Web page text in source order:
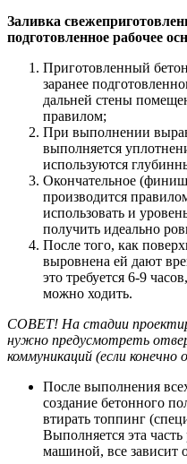
Заливка
подготовленное рабочее
Приготовленный
заранее
дальней стены
правилом;
При выполнении
выполняется
используются
Окончательное
производится
использовать и
получить идеально
После того, как
выровнена ей дают
это требуется 6-9
можно ходить.
СОВЕТ! На стадии
нужно предусмотреть
коммуникаций (если конечно
После выполнения
создание бетонного
втирать топпинг
Выполняется эта
машиной, все зависит